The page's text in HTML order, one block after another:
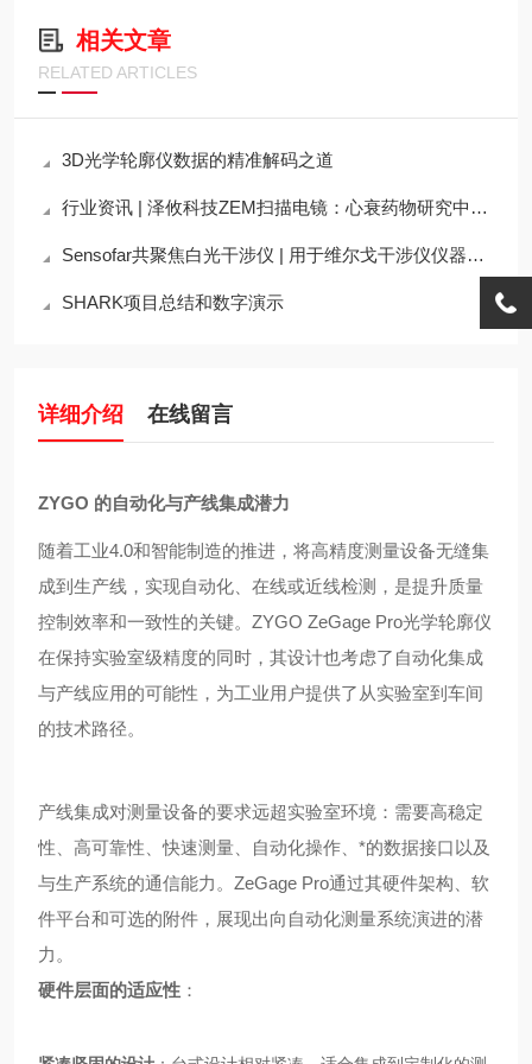
相关文章
RELATED ARTICLES
3D光学轮廓仪数据的精准解码之道
行业资讯 | 泽攸科技ZEM扫描电镜：心衰药物研究中的“微观之眼”推动治疗
Sensofar共聚焦白光干涉仪 | 用于维尔戈干涉仪仪器挡板的粗糙度表征
SHARK项目总结和数字演示
详细介绍 在线留言
ZYGO 的自动化与产线集成潜力
随着工业4.0和智能制造的推进，将高精度测量设备无缝集
成到生产线，实现自动化、在线或近线检测，是提升质量
控制效率和一致性的关键。ZYGO ZeGage Pro光学轮廓仪
在保持实验室级精度的同时，其设计也考虑了自动化集成
与产线应用的可能性，为工业用户提供了从实验室到车间
的技术路径。
产线集成对测量设备的要求远超实验室环境：需要高稳定
性、高可靠性、快速测量、自动化操作、*的数据接口以及
与生产系统的通信能力。ZeGage Pro通过其硬件架构、软
件平台和可选的附件，展现出向自动化测量系统演进的潜
力。
硬件层面的适应性 ：